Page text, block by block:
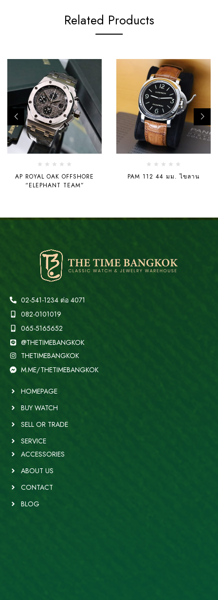
Related Products
AP ROYAL OAK OFFSHORE
“ELEPHANT TEAM”
PAM 112 44 มม. ไขลาน
02-541-1234 ต่อ 4071
082-0101019
065-5165652
@THETIMEBANGKOK
THETIMEBANGKOK
M.ME/THETIMEBANGKOK
HOMEPAGE
BUY WATCH
SELL OR TRADE
SERVICE
ACCESSORIES
ABOUT US
CONTACT
BLOG